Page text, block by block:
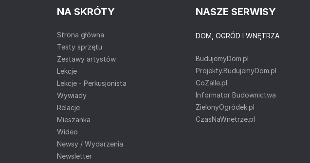
NASZE SERWISY
DOM, OGRÓD I WNĘTRZA
BudujemyDom.pl
Projekty.BudujemyDom.pl
CoZaIle.pl
Informator Budownictwa
ZielonyOgródek.pl
CzasNaWnetrze.pl
NA SKRÓTY
Strona główna
Testy sprzętu
Zestawy artystów
Lekcje
Lekcje - Perkusjonista
Wywiady
Relacje
Mieszanka
Wideo
Newsy / Wydarzenia
Newsletter